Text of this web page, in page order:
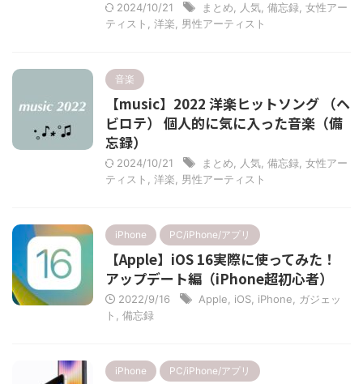
2024/10/21 まとめ 人気 備忘録 女性アー
ティスト
洋楽 男性アーティスト
音楽
【music】2022 洋楽ヒットソング （ヘ
ビロテ） 個人的に気に入った音楽（備
忘録）
2024/10/21 まとめ 人気 備忘録 女性アー
ティスト
洋楽 男性アーティスト
iPhone PC/iPhone/アプリ
【Apple】iOS 16実際に使ってみた！
アップデート編（iPhone超初心者）
2022/9/16 Apple iOS iPhone
ガジェッ
ト
備忘録
iPhone PC/iPhone/アプリ